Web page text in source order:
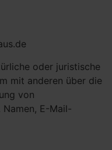
oder juristische
mit anderen über die
von
E-Mail-